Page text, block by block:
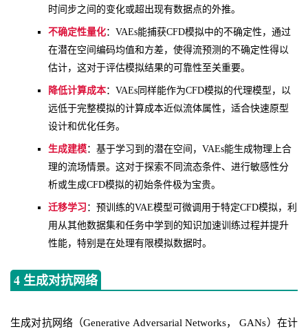
时间步之间的变化或超出现有数据点的外推。
不确定性量化：VAEs能捕获CFD模拟中的不确定性，通过
在潜在空间编码均值和方差，使得流预测的不确定性得以
估计，这对于评估模拟结果的可靠性至关重要。
降低计算成本：VAEs同样能作为CFD模拟的代理模型，以
远低于完整模拟的计算成本近似流体属性，适合快速原型
设计和优化任务。
生成建模：基于学习到的潜在空间，VAEs能生成物理上合
理的流场情景。这对于探索不同流态条件、进行敏感性分
析或生成CFD模拟的初始条件极为宝贵。
迁移学习 ：预训练的VAE模型可微调用于特定CFD模拟，利
用从其他数据集和任务中学到的知识加速训练过程并提升
性能，特别是在处理有限模拟数据时。
4 生成对抗网络
生成对抗网络（Generative Adversarial Networks， GANs）在计